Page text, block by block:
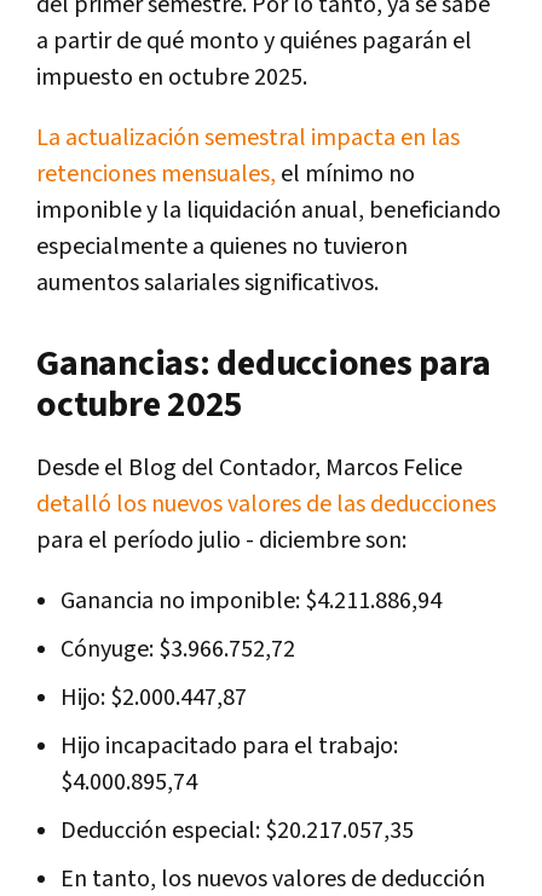
a partir de qué monto y quiénes pagarán el
impuesto en octubre 2025.
La actualización semestral impacta en las
retenciones mensuales, el mínimo no
imponible y la liquidación anual, beneficiando
especialmente a quienes no tuvieron
aumentos salariales significativos.
Ganancias: deducciones para
octubre 2025
Desde el Blog del Contador, Marcos Felice
detalló los nuevos valores de las deducciones
para el período julio - diciembre son:
Ganancia no imponible: $4.211.886,94
Cónyuge: $3.966.752,72
Hijo: $2.000.447,87
Hijo incapacitado para el trabajo:
$4.000.895,74
Deducción especial: $20.217.057,35
En tanto, los nuevos valores de deducción